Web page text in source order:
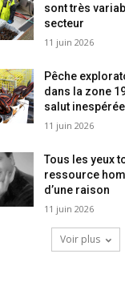
sont très
secteur
11 juin 2026
Pêche
dans la zone
salut
11 juin 2026
Tous les yeux
ressource
d’une raison
11 juin 2026
Voir plus